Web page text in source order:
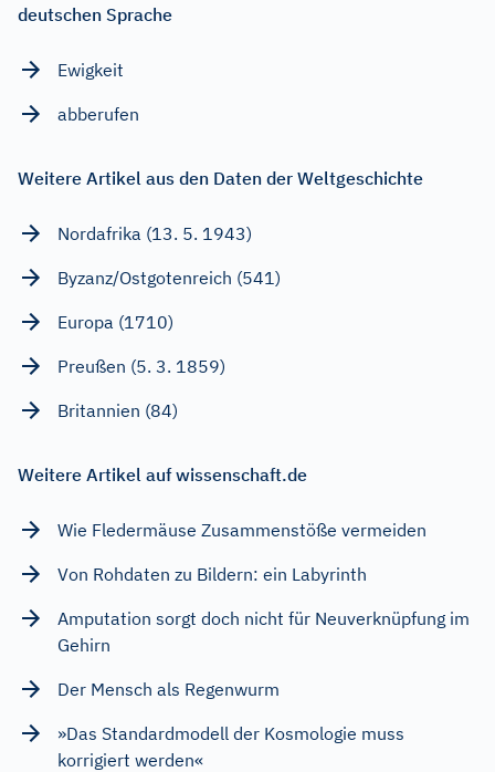
deutschen Sprache
Ewigkeit
abberufen
Weitere Artikel aus den Daten der Weltgeschichte
Nordafrika (13. 5. 1943)
Byzanz/Ostgotenreich (541)
Europa (1710)
Preußen (5. 3. 1859)
Britannien (84)
Weitere Artikel auf wissenschaft.de
Wie Fledermäuse Zusammenstöße vermeiden
Von Rohdaten zu Bildern: ein Labyrinth
Amputation sorgt doch nicht für Neuverknüpfung im
Gehirn
Der Mensch als Regenwurm
»Das Standardmodell der Kosmologie muss
korrigiert werden«